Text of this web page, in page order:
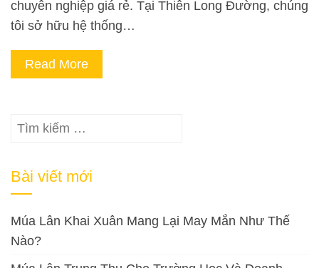
chuyên nghiệp giá rẻ. Tại Thiên Long Đường, chúng
tôi sở hữu hệ thống…
Read More
Tìm
Bài viết mới
Múa Lân Khai Xuân Mang Lại May Mắn Như Thế
Nào?